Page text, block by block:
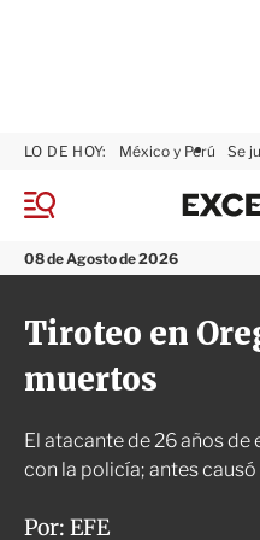
M
n
ú
08 de Agosto de 2026
LO DE HOY: México y Perú Se
Tiroteo en
muertos
El atacante de 26 años
con la policía; antes
Por: EFE